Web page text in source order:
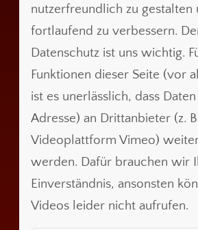
nutzerfreundlich zu gestalten
fortlaufend zu verbessern.
Datenschutz ist uns wichtig.
Funktionen dieser Seite (vor
ist es unerlässlich, dass
Adresse) an Drittanbieter (z.
Videoplattform Vimeo)
werden. Dafür brauchen wir
Einverständnis, ansonsten
Videos leider nicht aufrufen.